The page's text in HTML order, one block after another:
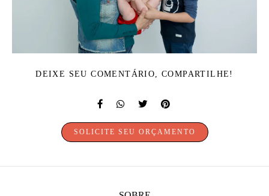
DEIXE SEU COMENTÁRIO, COMPARTILHE!
SOLICITE SEU ORÇAMENTO